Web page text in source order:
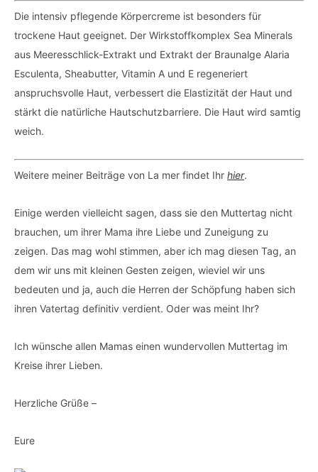
Die intensiv pflegende Körpercreme ist besonders für
trockene Haut geeignet. Der Wirkstoffkomplex Sea Minerals
aus Meeresschlick-Extrakt und Extrakt der Braunalge Alaria
Esculenta, Sheabutter, Vitamin A und E regeneriert
anspruchsvolle Haut, verbessert die Elastizität der Haut und
stärkt die natürliche Hautschutzbarriere. Die Haut wird samtig
weich.
Weitere meiner Beiträge von La mer findet Ihr hier.
Einige werden vielleicht sagen, dass sie den Muttertag nicht
brauchen, um ihrer Mama ihre Liebe und Zuneigung zu
zeigen. Das mag wohl stimmen, aber ich mag diesen Tag, an
dem wir uns mit kleinen Gesten zeigen, wieviel wir uns
bedeuten und ja, auch die Herren der Schöpfung haben sich
ihren Vatertag definitiv verdient. Oder was meint Ihr?
Ich wünsche allen Mamas einen wundervollen Muttertag im
Kreise ihrer Lieben.
Herzliche Grüße –
Eure